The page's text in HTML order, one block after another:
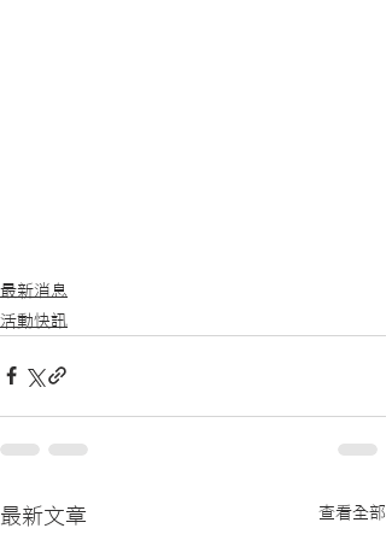
最新消息
活動快訊
最新文章 查看全部